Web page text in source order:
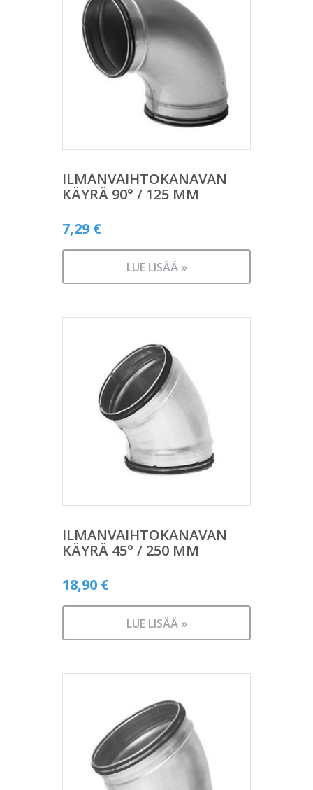
ILMANVAIHTOKANAVAN
KÄYRÄ 90° / 125 MM
7,29 €
LUE LISÄÄ »
ILMANVAIHTOKANAVAN
KÄYRÄ 45° / 250 MM
18,90 €
LUE LISÄÄ »